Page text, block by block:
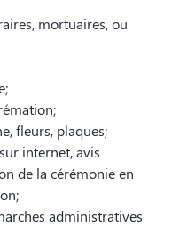
mortuaires, ou
fleurs, plaques;
internet, avis
de la cérémonie en
administratives